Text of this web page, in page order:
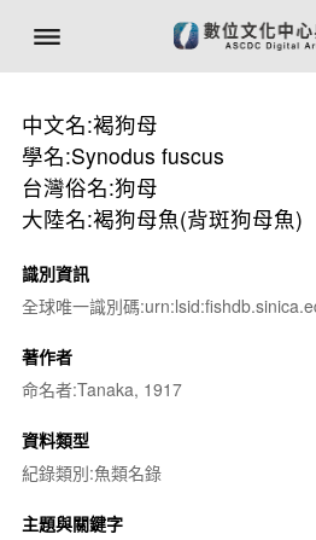
中文名:褐狗母
學名:Synodus fuscus
台灣俗名:狗母
大陸名:褐狗母魚(背斑狗母魚)
識別資訊
全球唯一識別碼
著作者
命名者:Tanaka, 1917
資料類型
紀錄類別:魚類名錄
主題與關鍵字